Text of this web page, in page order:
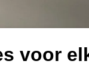
voor